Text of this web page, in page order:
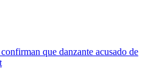
que danzante acusado de